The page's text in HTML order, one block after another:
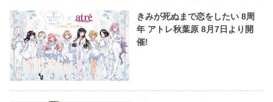
きみが死ぬまで恋をしたい 8周
年 アトレ秋葉原 8月7日より開
催!